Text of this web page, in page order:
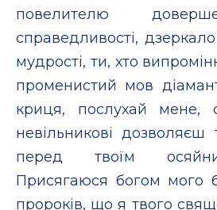
повелителю
справедливості,
мудрості, ти, хто
променистий мов
криця, послухай мене,
невільникові дозволяєш
перед твоїм
Присягаюся богом мого
пророків, що я твого